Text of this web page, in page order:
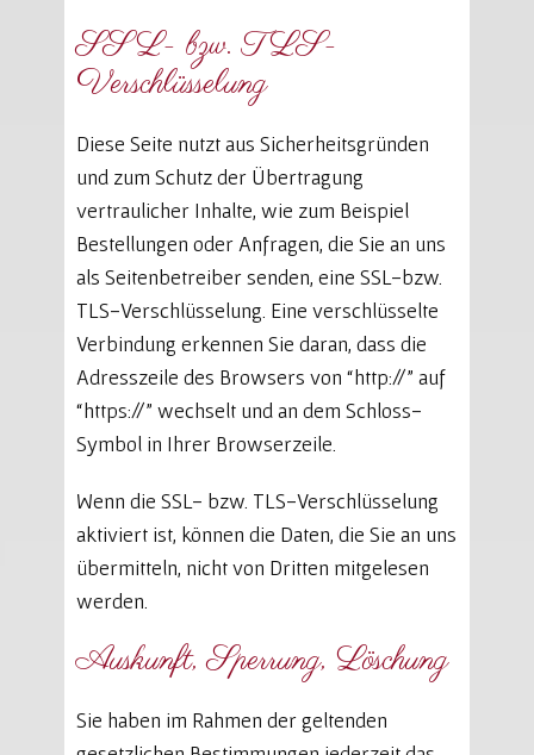
SSL- bzw. TLS-
Verschlüsselung
Diese Seite nutzt aus Sicherheitsgründen
und zum Schutz der Übertragung
vertraulicher Inhalte, wie zum Beispiel
Bestellungen oder Anfragen, die Sie an uns
als Seitenbetreiber senden, eine SSL-bzw.
TLS-Verschlüsselung. Eine verschlüsselte
Verbindung erkennen Sie daran, dass die
Adresszeile des Browsers von “http://” auf
“https://” wechselt und an dem Schloss-
Symbol in Ihrer Browserzeile.
Wenn die SSL- bzw. TLS-Verschlüsselung
aktiviert ist, können die Daten, die Sie an uns
übermitteln, nicht von Dritten mitgelesen
werden.
Auskunft, Sperrung, Löschung
Sie haben im Rahmen der geltenden